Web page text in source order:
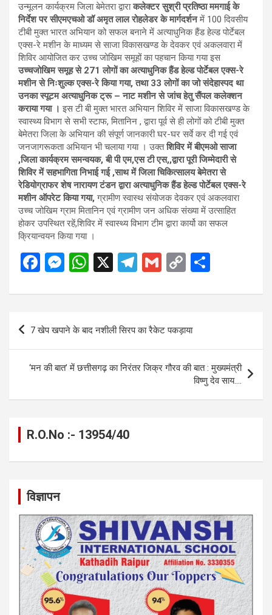
उन्मूलन कार्यक्रम जिला बेमेतरा द्वाराकलेक्टर सुश्री प्रतिष्ठा ममगाई के
निर्देश पर सीएमएचओ डॉ अमृत लाल रोहलेडर के मार्गदर्शनमें 100 दिवसीय
टीबी मुक्त भारत अभियान को सफल बनाने में अत्याधुनिक हैंड हेल्ड पोर्टेबल
एक्स-रे मशीन के माध्यम से साजा विकासखण्ड के देवकर एवं अकलवारा में
शिविर आयोजित कर उच्च जोखिम समूहों का पहचान किया गया इस
उच्चजोखिम समूह से 271 लोगों का अत्याधुनिक हैंड हेल्ड पोर्टेबल एक्स-रे
मशीन से निःशुल्क एक्स-रे किया गया, तथा 33 लोगों का जो संदेहास्पद था
उनका स्पूटम अत्याधुनिक ट्रू – नाट मशीन से जांच हेतु सैंपल कलेक्शन
कराया गया । इस टी बी मुक्त भारत अभियान शिविर में साजा विकासखण्ड के
स्वास्थ्य विभाग से सभी स्टाफ, मितानिन , द्वारा पूर्व से ही लोगों को टीबी मुक्त
बेमेतरा जिला के अभियान की संपूर्ण जानकारी घर-घर सर्वे कर दी गई एवं
जनजागरूकता अभियान भी चलाया गया । उक्तशिविर में बीएमओ साजा
,जिला कार्यक्रम समन्वयक, बी पी एम,एस टी एस,,द्वारा पूरी जिम्मेदारी से
शिविर में सहभागिता निभाई गई ,साथ में जिला चिकित्सालय बेमेतरा से
रेडियोग्राफर शेष नारायण टंडन द्वारा अत्याधुनिक हैंड हेल्ड पोर्टेबल एक्स-रे
मशीन ऑपरेट किया गया, ग्रामीण स्वास्थ संयोजक देवकर एवं अकलवारा
उच्च जोखिम ग्राम मितानिन एवं ग्रामीण जन अधिक संख्या में उत्साहित
होकर उपस्थित रहें,शिविर में स्वास्थ्य विभाग टीम द्वारा कार्यो का सफल
क्रियान्वयन किया गया ।
F
ce
b
o
o
k
M
se
n
g
er
W
at
A
p
p
X
T
e
gr
a
m
G
ail
C
py
n
k
ar
Post
7 खेप खपाने के बाद नशीली सिरप का रैकेट पकड़ाया
‘मन की बात’ में छत्तीसगढ़ का निरंतर जिक्र गौरव की बात : मुख्यमंत्री
विष्णु देव साय….
R.O.No :- 13954/40
विज्ञापन